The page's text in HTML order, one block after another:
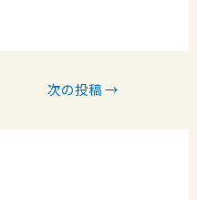
次の投稿→